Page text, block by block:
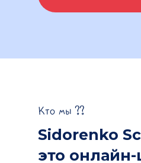
Sidorenko
это
Кто мы ??